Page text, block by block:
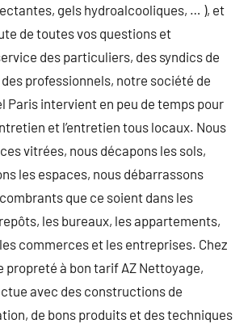
gels hydroalcooliques, … ), et
de toutes vos questions et
des particuliers, des syndics de
professionnels, notre société de
Paris intervient en peu de temps pour
et l’entretien tous locaux. Nous
vitrées, nous décapons les sols,
les espaces, nous débarrassons
que ce soient dans les
les bureaux, les appartements,
commerces et les entreprises. Chez
propreté à bon tarif AZ Nettoyage,
avec des constructions de
de bons produits et des techniques